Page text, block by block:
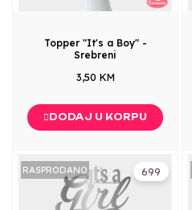
Topper "It's a Boy" -
Srebreni
3,50 KM
DODAJ U KORPU
699
RASPRODANO